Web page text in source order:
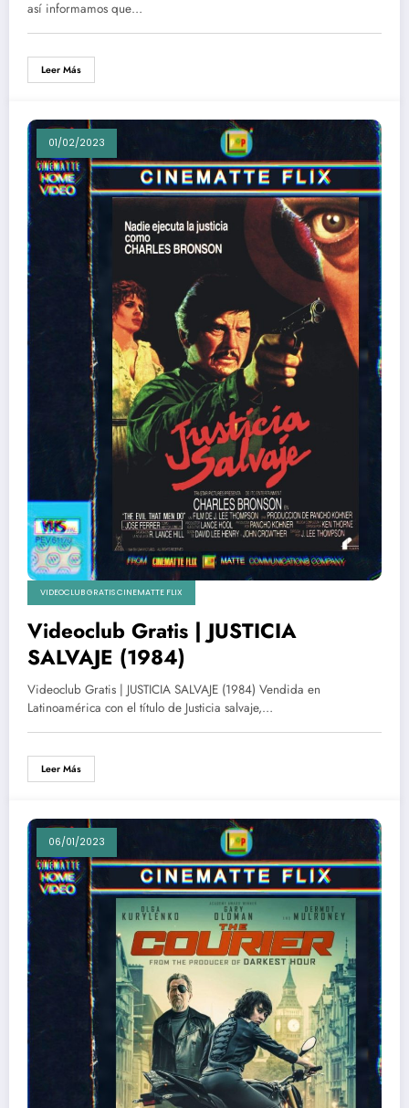
así informamos que…
Leer Más
01/02/2023
VIDEOCLUB GRATIS CINEMATTE FLIX
Videoclub Gratis | JUSTICIA
SALVAJE (1984)
Videoclub Gratis | JUSTICIA SALVAJE (1984) Vendida en
Latinoamérica con el título de Justicia salvaje,…
Leer Más
06/01/2023